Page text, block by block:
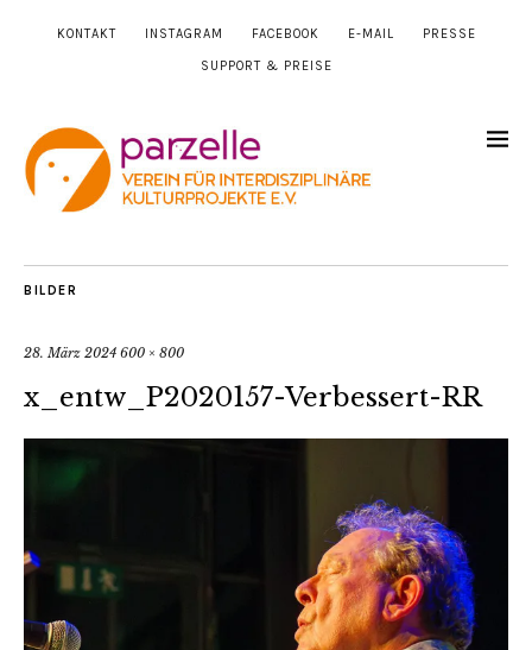
KONTAKT INSTAGRAM FACEBOOK E-MAIL PRESSE
SUPPORT & PREISE
BILDER
28. März 2024 600 × 800
x_entw_P2020157-Verbessert-RR